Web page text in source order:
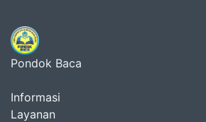
Pondok Baca
Informasi
Layanan